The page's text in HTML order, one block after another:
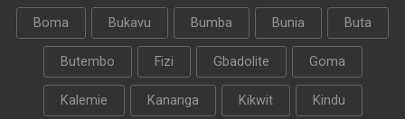
Boma Bukavu Bumba Bunia Buta
Butembo Fizi Gbadolite Goma
Kalemie Kananga Kikwit Kindu